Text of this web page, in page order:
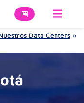
Data Centers »